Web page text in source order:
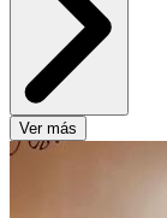
Ver más